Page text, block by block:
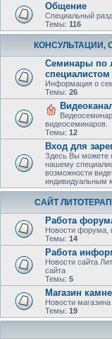
Общение
Специальный
Темы: 116
КОНСУЛЬТАЦИИ,
Семинары по
специалистом
Информация о
Темы: 26
видеосеминаров.
Темы: 12
Вход для
Здесь Вы можете
нашему
возможности
индивидуальным
САЙТ
Работа
Новости форума,
Темы: 14
Работа
Новости сайта
сайта
Темы: 5
Магазин
Новости
Темы: 19